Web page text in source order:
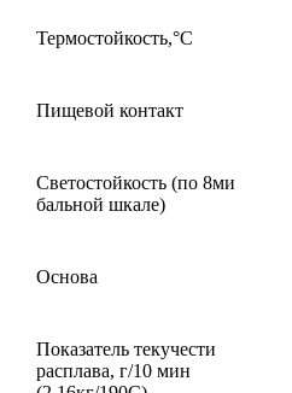
Термостойкость,°С
Пищевой контакт
Светостойкость (по 8ми
бальной шкале)
Основа
Показатель текучести
расплава, г/10 мин